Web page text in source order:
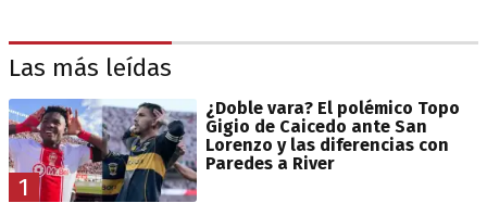
Las más leídas
1
¿Doble vara? El polémico Topo
Gigio de Caicedo ante San
Lorenzo y las diferencias con
Paredes a River